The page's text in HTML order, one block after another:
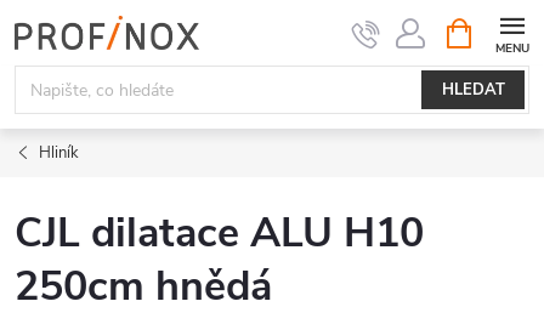
na
obsah
HLEDAT
NÁKUPNÍ
KOŠÍK
Hliník
CJL dilatace ALU H10
250cm hnědá